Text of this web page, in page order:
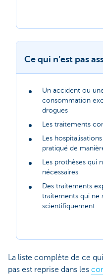
Ce qui n’est pas
Un accident ou
consommation
drogues
Les traitements
Les
pratiqué de
Les prothèses qui
nécessaires
Des traitements
traitements qui ne
scientifiquement.
La liste complète de ce
pas est reprise dans les